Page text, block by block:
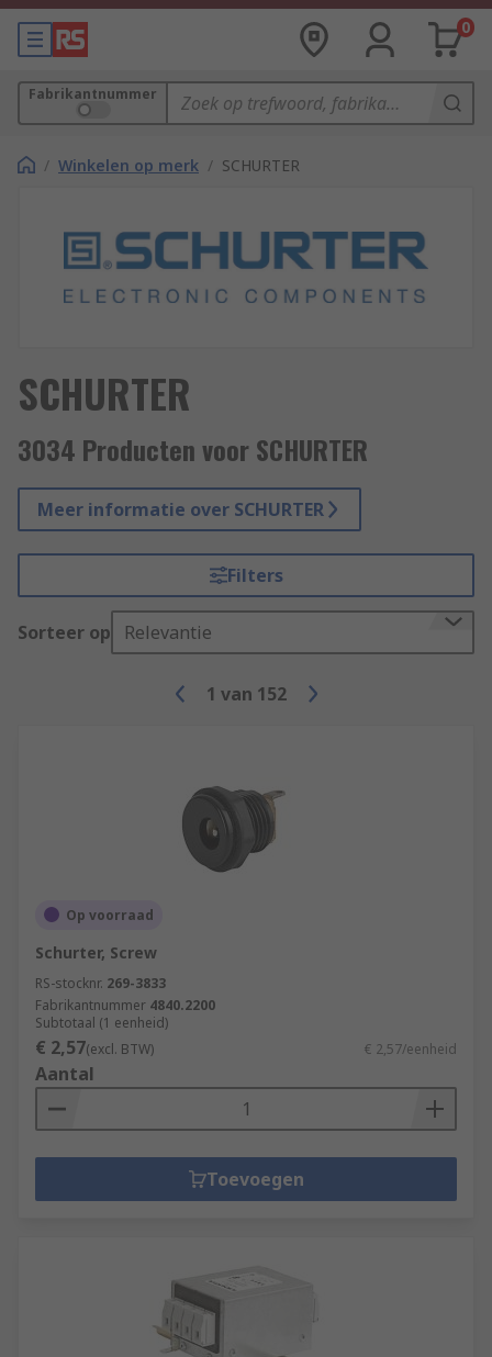
0
Fabrikantnummer
/ Winkelen op merk / SCHURTER
SCHURTER
3034 Producten voor SCHURTER
Meer informatie over SCHURTER
Filters
Sorteer op Relevantie
1 van 152
Op voorraad
Schurter, Screw
RS-stocknr. 269-3833
Fabrikantnummer 4840.2200
Subtotaal (1 eenheid)
€ 2,57(excl. BTW) € 2,57/eenheid
Aantal
Toevoegen